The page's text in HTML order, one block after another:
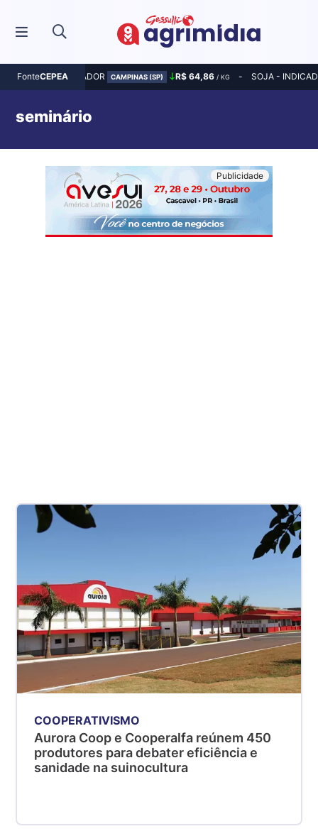
FonteCEPEA
MILHO - INDICADOR CAMPINAS (SP) R$ 64,86 / KG SOJA -
seminário
COOPERATIVISMO
Aurora Coop e Cooperalfa reúnem 450
produtores para debater eficiência e
sanidade na suinocultura